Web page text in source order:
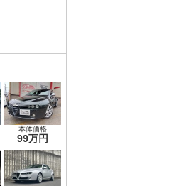
本体価格
99万円